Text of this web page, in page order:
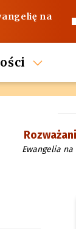
na
Ewangelia